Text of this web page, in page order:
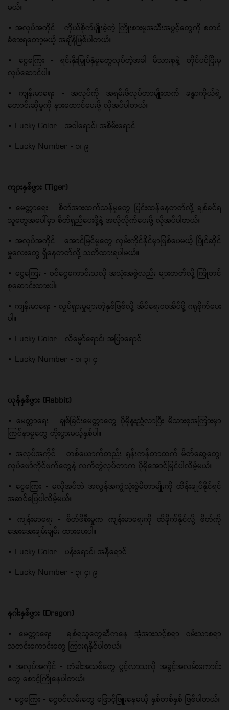
မယ်။
• အလုပ်အကိုင် - ကိုယ်စိုက်ပျိုးခဲ့တဲ့ ကြိုးစားမှုအသီးအပွင့်တွေကို စတင်
ခံစားရတော့မယ့် အချိန်ဖြစ်ပါတယ်။
• ငွေကြေး - ရင်းနှီးမြှုပ်နှံမှုတွေလုပ်တဲ့အခါ မိသားစုနဲ့ တိုင်ပင်ပြီးမှ
လုပ်ဆောင်ပါ။
• ကျန်းမာရေး - အလုပ်ကို အရမ်းဖိလုပ်တာမျိုးထက် ခန္ဓာကိုယ်ရဲ့
တောင်းဆိုမှုကို နားထောင်ပေးဖို့ လိုအပ်ပါတယ်။
• Lucky Color - အဝါရောင်၊ အစိမ်းရောင်
• Lucky Number - ၁၊ ၉
ကျားနှစ်ဖွား (Tiger)
• မေတ္တာရေး - စိတ်အားထက်သန်မှုတွေ ပြင်းထန်နေတတ်လို့ ချစ်ခင်ရ
သူတွေအပေါ်မှာ စိတ်ရှည်ပေးဖို့နဲ့ အလိုလိုက်ပေးဖို့ လိုအပ်ပါတယ်။
• အလုပ်အကိုင် - အောင်မြင်မှုတွေ လှမ်းကိုင်နိုင်မှာဖြစ်ပေမယ့် ပြိုင်ဆိုင်
မှုလေးတွေ ရှိနေတတ်လို့ သတိထားရပါမယ်။
• ငွေကြေး - ဝင်ငွေကောင်းသလို အသုံးအစွဲလည်း များတတ်လို့ ကြိုတင်
စုဆောင်းထားပါ။
• ကျန်းမာရေး - လှုပ်ရှားမှုများတဲ့နှစ်ဖြစ်လို့ အိပ်ရေးဝဝအိပ်ဖို့ ဂရုစိုက်ပေး
ပါ။
• Lucky Color - လိမ္မော်ရောင်၊ အပြာရောင်
• Lucky Number - ၁၊ ၃၊ ၄
ယုန်နှစ်ဖွား (Rabbit)
• မေတ္တာရေး - ချစ်ခြင်းမေတ္တာတွေ ပိုမိုနူးညံ့လာပြီး မိသားစုအကြားမှာ
ကြင်နာမှုတွေ တိုးပွားမယ့်နှစ်ပါ။
• အလုပ်အကိုင် - တစ်ယောက်တည်း ရုန်းကန်တာထက် မိတ်ဆွေတွေ၊
လုပ်ဖော်ကိုင်ဖက်တွေနဲ့ လက်တွဲလုပ်တာက ပိုမိုအောင်မြင်ပါလိမ့်မယ်။
• ငွေကြေး - မလိုအပ်ဘဲ အလွန်အကျွံသုံးစွဲမိတာမျိုးကို ထိန်းချုပ်နိုင်ရင်
အဆင်ပြေပါလိမ့်မယ်။
• ကျန်းမာရေး - စိတ်ဖိစီးမှုက ကျန်းမာရေးကို ထိခိုက်နိုင်လို့ စိတ်ကို
အေးအေးချမ်းချမ်း ထားပေးပါ။
• Lucky Color - ပန်းရောင်၊ အနီရောင်
• Lucky Number - ၃၊ ၄၊ ၉
နဂါးနှစ်ဖွား (Dragon)
• မေတ္တာရေး - ချစ်ရသူတွေဆီကနေ အံ့အားသင့်စရာ ဝမ်းသာစရာ
သတင်းကောင်းတွေ ကြားရနိုင်ပါတယ်။
• အလုပ်အကိုင် - တံခါးအသစ်တွေ ပွင့်လာသလို အခွင့်အလမ်းကောင်း
တွေ စောင့်ကြိုနေပါတယ်။
• ငွေကြေး - ငွေဝင်လမ်းတွေ ဖြောင့်ဖြူးနေမယ့် နှစ်တစ်နှစ် ဖြစ်ပါတယ်။